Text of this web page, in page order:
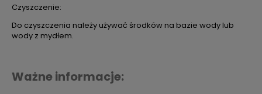
Czyszczenie:
Do czyszczenia należy używać środków na bazie wody lub
wody z mydłem.
Ważne informacje: